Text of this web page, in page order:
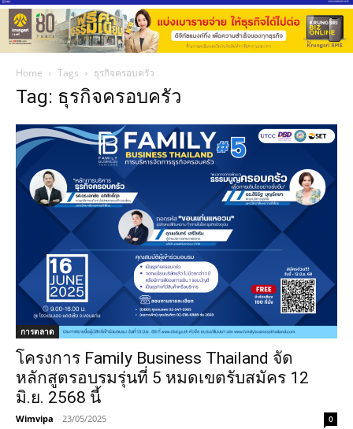
Home Tags ธุรกิจครอบครัว
Tag: ธุรกิจครอบครัว
การตลาด
โครงการ Family Business Thailand จัด
หลักสูตรอบรมรุ่นที่ 5 หมดเขตรับสมัคร 12
มิ.ย. 2568 นี้
Wimvipa - 23/05/2025 0